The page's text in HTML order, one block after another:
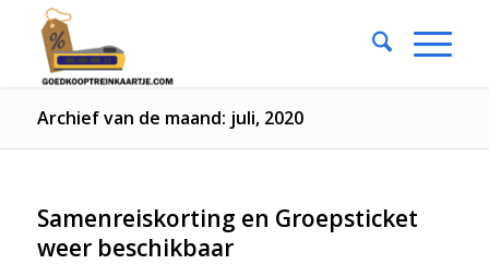
Archief van de maand: juli, 2020
Samenreiskorting en Groepsticket
weer beschikbaar